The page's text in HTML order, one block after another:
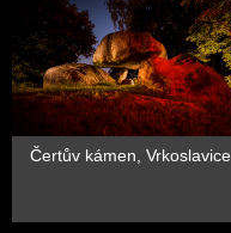
Čertův kámen, Vrkoslavice